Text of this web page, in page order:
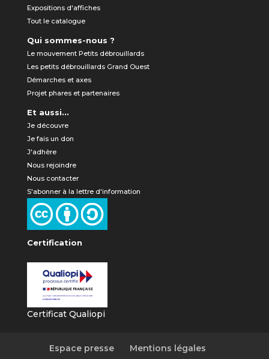
Expositions d'affiches
Tout le catalogue
Qui sommes-nous ?
Le mouvement Petits débrouillards
Les petits débrouillards Grand Ouest
Démarches et axes
Projet phares et partenaires
Et aussi...
Je découvre
Je fais un don
J'adhère
Nous rejoindre
Nous contacter
S'abonner à la lettre d'information
Certification
Certificat Qualiopi
Espace presse Mentions légales